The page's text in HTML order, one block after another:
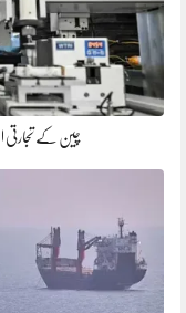
چین کے تجارتی